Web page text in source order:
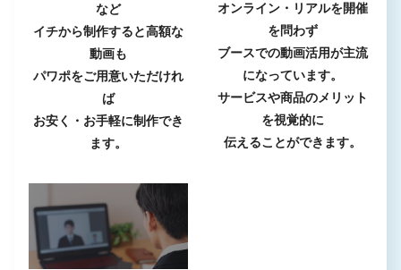
など
イチから制作すると高額な
動画も
パワポをご用意いただけれ
ば
お安く・お手軽に制作でき
ます。
オンライン・リアルを開催
を問わず
ブースでの動画活用が主流
になっています。
サービスや商品のメリット
を視覚的に
伝えることができます。